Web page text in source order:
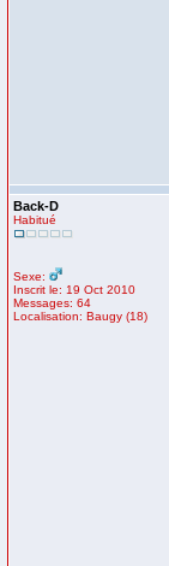
Back-D
Habitué
Sexe:
Inscrit le: 19 Oct 2010
Messages: 64
Localisation: Baugy (18)